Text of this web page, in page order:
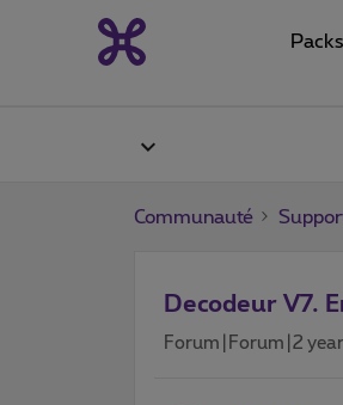
Packs
Communauté
Decodeur V7.
Forum|Forum|2